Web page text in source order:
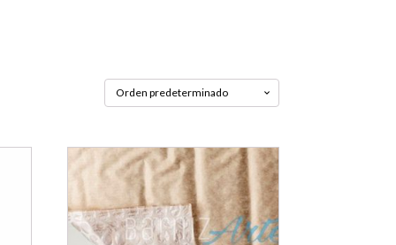
Este
producto
tiene
múltiples